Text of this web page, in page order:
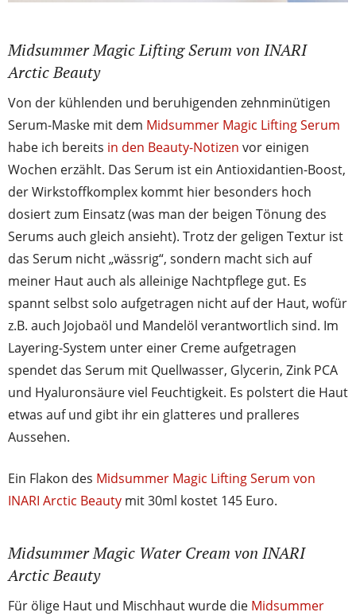
Midsummer Magic Lifting Serum von INARI
Arctic Beauty
Von der kühlenden und beruhigenden zehnminütigen
Serum-Maske mit dem Midsummer Magic Lifting Serum
habe ich bereits in den Beauty-Notizen vor einigen
Wochen erzählt. Das Serum ist ein Antioxidantien-Boost,
der Wirkstoffkomplex kommt hier besonders hoch
dosiert zum Einsatz (was man der beigen Tönung des
Serums auch gleich ansieht). Trotz der geligen Textur ist
das Serum nicht „wässrig“, sondern macht sich auf
meiner Haut auch als alleinige Nachtpflege gut. Es
spannt selbst solo aufgetragen nicht auf der Haut, wofür
z.B. auch Jojobaöl und Mandelöl verantwortlich sind. Im
Layering-System unter einer Creme aufgetragen
spendet das Serum mit Quellwasser, Glycerin, Zink PCA
und Hyaluronsäure viel Feuchtigkeit. Es polstert die Haut
etwas auf und gibt ihr ein glatteres und pralleres
Aussehen.
Ein Flakon des Midsummer Magic Lifting Serum von
INARI Arctic Beauty mit 30ml kostet 145 Euro.
Midsummer Magic Water Cream von INARI
Arctic Beauty
Für ölige Haut und Mischhaut wurde die Midsummer